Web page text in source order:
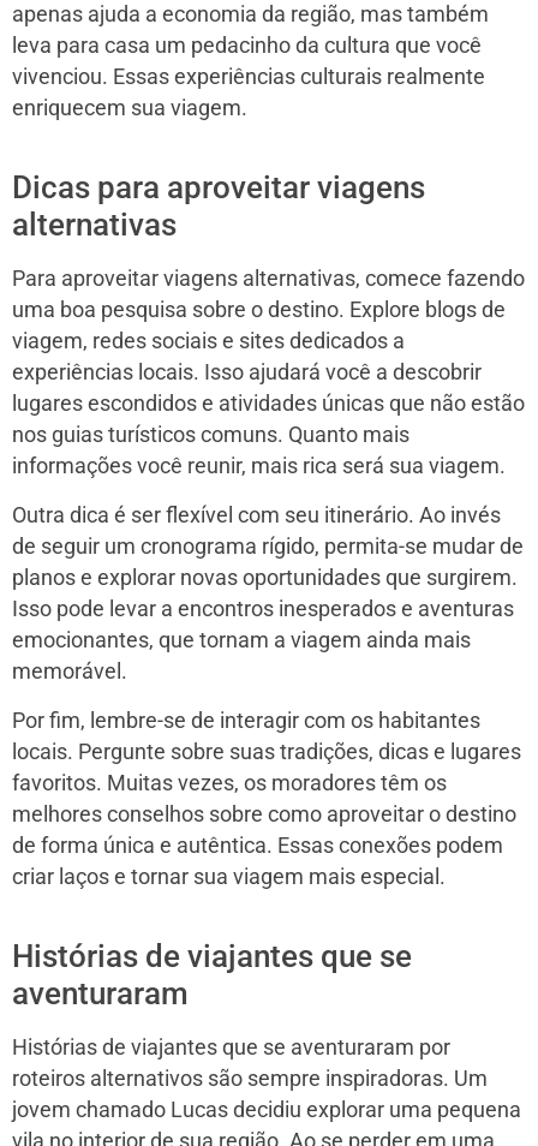
apenas ajuda a economia da região, mas também
leva para casa um pedacinho da cultura que você
vivenciou. Essas experiências culturais realmente
enriquecem sua viagem.
Dicas para aproveitar viagens
alternativas
Para aproveitar viagens alternativas, comece fazendo
uma boa pesquisa sobre o destino. Explore blogs de
viagem, redes sociais e sites dedicados a
experiências locais. Isso ajudará você a descobrir
lugares escondidos e atividades únicas que não estão
nos guias turísticos comuns. Quanto mais
informações você reunir, mais rica será sua viagem.
Outra dica é ser flexível com seu itinerário. Ao invés
de seguir um cronograma rígido, permita-se mudar de
planos e explorar novas oportunidades que surgirem.
Isso pode levar a encontros inesperados e aventuras
emocionantes, que tornam a viagem ainda mais
memorável.
Por fim, lembre-se de interagir com os habitantes
locais. Pergunte sobre suas tradições, dicas e lugares
favoritos. Muitas vezes, os moradores têm os
melhores conselhos sobre como aproveitar o destino
de forma única e autêntica. Essas conexões podem
criar laços e tornar sua viagem mais especial.
Histórias de viajantes que se
aventuraram
Histórias de viajantes que se aventuraram por
roteiros alternativos são sempre inspiradoras. Um
jovem chamado Lucas decidiu explorar uma pequena
vila no interior de sua região. Ao se perder em uma